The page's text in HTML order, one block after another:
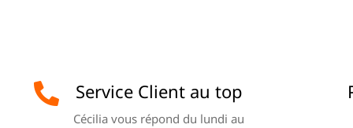
Service Client au top
Cécilia vous répond du lundi au